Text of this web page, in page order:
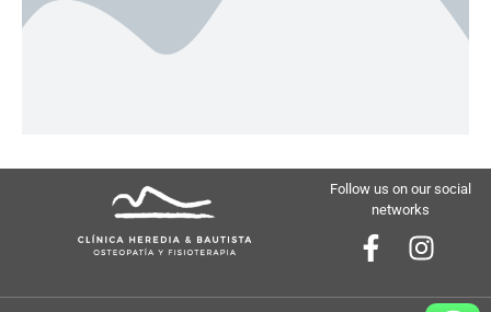
Follow us on our social
networks